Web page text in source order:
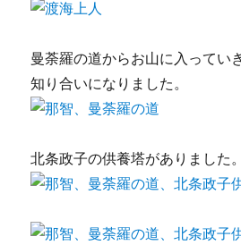
曼荼羅の道からお山に入ってい
知り合いになりました。
北条政子の供養塔がありました。